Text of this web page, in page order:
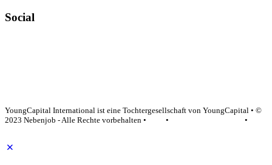
Social
YoungCapital International ist eine Tochtergesellschaft von YoungCapital • ©
2023 Nebenjob - Alle Rechte vorbehalten •
•
•